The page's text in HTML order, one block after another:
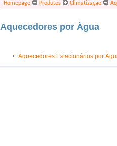
Homepage Produtos Climatização
Aquecedores por Àgua
Aquecedores Estacionários por